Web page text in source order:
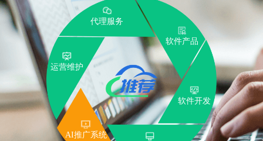
软件产品
软件开发
AI推广系统
运营维护
代理服务